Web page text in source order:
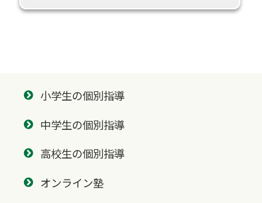
小学生の個別指導
中学生の個別指導
高校生の個別指導
オンライン塾